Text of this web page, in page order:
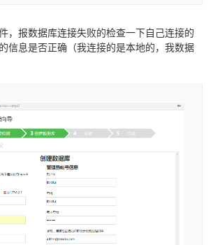
，报数据库连接失败的检查一下自己连接的
信息是否正确（我连接的是本地的，我数据